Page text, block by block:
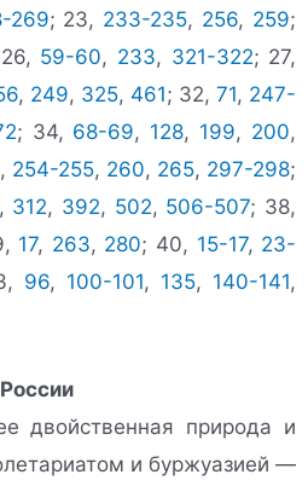
269; 23, 233-235, 256, 259;
59-60, 233, 321-322; 27,
, 249, 325, 461; 32, 71, 247-
; 34, 68-69, 128, 199, 200,
, 254-255, 260, 265, 297-298;
, 312, 392, 502, 506-507; 38,
17, 263, 280; 40, 15-17, 23-
96, 100-101, 135, 140-141,
двойственная природа и
и буржуазией —